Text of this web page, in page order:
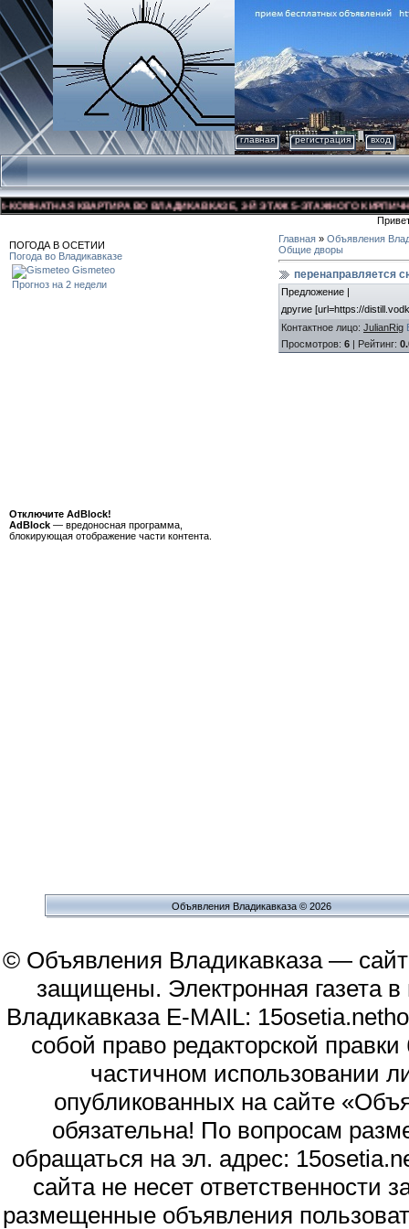
главная регистрация вход
КВАРТИРА ВО ВЛАДИКАВКАЗЕ, 3-Й ЭТАЖ 5-ЭТАЖНОГО
ПОГОДА В ОСЕТИИ
Погода во Владикавказе
Gismeteo
Прогноз на 2 недели
Отключите AdBlock!
AdBlock — вредоносная программа,
блокирующая отображение части контента.
Главная » Объявления
Общие дворы
перенаправляется
Предложение |
другие [url=https://
Контактное лицо: JulianRig
Просмотров: 6 | Рейтинг:
Объявления Владикавказа © 2026
© Объявления Владикавказа —
защищены. Электронная газета
Владикавказа E-MAIL:
собой право редакторской
частичном использовании
опубликованных на сайте
обязательна! По вопросам
обращаться на эл. адрес:
сайта не несет
размещенные объявления